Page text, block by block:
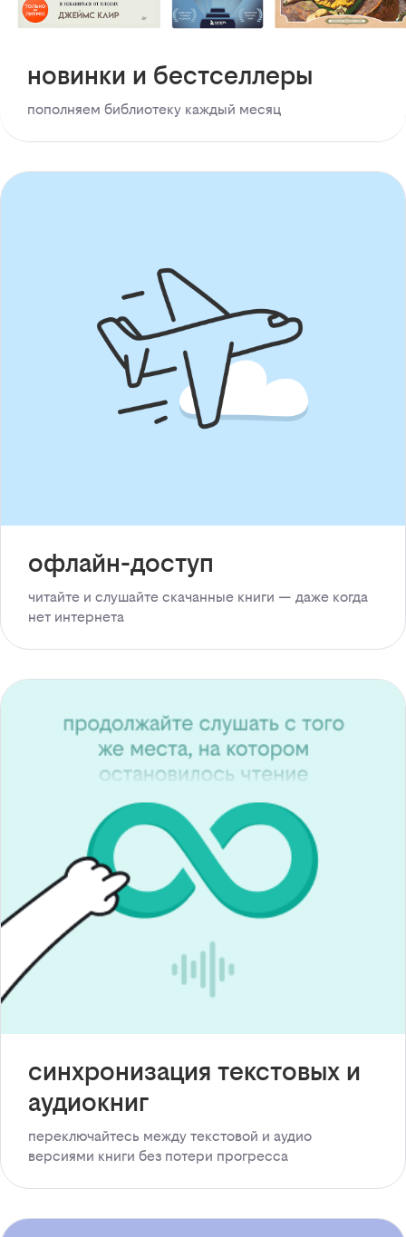
новинки и бестселлеры
пополняем библиотеку каждый месяц
офлайн-доступ
читайте и слушайте скачанные книги — даже когда
нет интернета
синхронизация текстовых и
аудиокниг
переключайтесь между текстовой и аудио
версиями книги без потери прогресса